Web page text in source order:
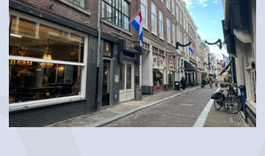
OVER ONS
FAQ
Reviews
Werken bij
CONTACT